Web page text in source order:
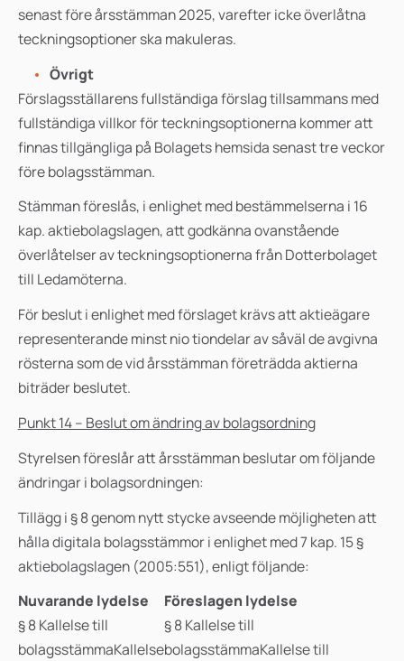
senast före årsstämman 2025, varefter icke överlåtna
teckningsoptioner ska makuleras.
Övrigt
Förslagsställarens fullständiga förslag tillsammans med
fullständiga villkor för teckningsoptionerna kommer att
finnas tillgängliga på Bolagets hemsida senast tre veckor
före bolagsstämman.
Stämman föreslås, i enlighet med bestämmelserna i 16
kap. aktiebolagslagen, att godkänna ovanstående
överlåtelser av teckningsoptionerna från Dotterbolaget
till Ledamöterna.
För beslut i enlighet med förslaget krävs att aktieägare
representerande minst nio tiondelar av såväl de avgivna
rösterna som de vid årsstämman företrädda aktierna
biträder beslutet.
Punkt 14 – Beslut om ändring av bolagsordning
Styrelsen föreslår att årsstämman beslutar om följande
ändringar i bolagsordningen:
Tillägg i § 8 genom nytt stycke avseende möjligheten att
hålla digitala bolagsstämmor i enlighet med 7 kap. 15 §
aktiebolagslagen (2005:551), enligt följande:
Nuvarande lydelse
Föreslagen lydelse
§ 8 Kallelse till
bolagsstämmaKallelse
§ 8 Kallelse till
bolagsstämmaKallelse till